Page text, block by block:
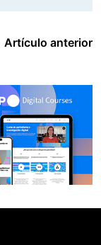
Artículo anterior